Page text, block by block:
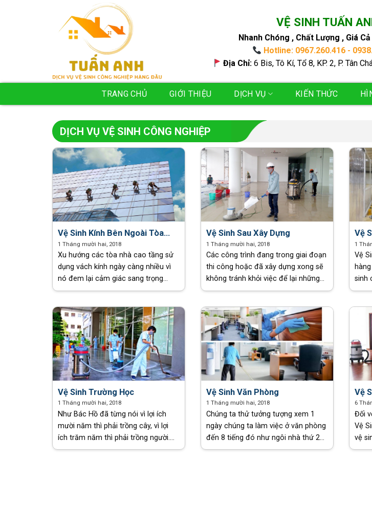
VỆ SINH TUẤN
Nhanh Chóng , Chất Lượng , Giá
Hotline: 0967.260.416 -
Địa Chỉ:6 Bis, Tô Kí, Tổ 8, KP. 2, P. Tân
TRANG CHỦ GIỚI THIỆU DỊCH VỤ KIẾN THỨC
DỊCH VỤ VỆ SINH CÔNG NGHIỆP
Vệ Sinh Kính Bên Ngoài Tòa
Nhà
1 Tháng mười hai, 2018
Xu hướng các tòa nhà cao tầng sử
dụng vách kính ngày càng nhiều vì
nó đem lại cảm giác sang trọng
rộng rãi và thoáng đãng cho tòa
trong thì cần lau [...]
Vệ Sinh Sau Xây Dựng
1 Tháng mười hai, 2018
Các công trình đang trong giai đoạn
thi công hoặc đã xây dựng xong sẽ
không tránh khỏi việc để lại những
vết bẩn, vết sơn, hóa chất, các vật
xong công trình [...]
Vệ
1
Vệ
sinh
tôi
Vệ Sinh Trường Học
1 Tháng mười hai, 2018
Như Bác Hồ đã từng nói vì lợi ích
mười năm thì phải trồng cây, vì lợi
ích trăm năm thì phải trồng người.
Mỗi trường học là một cái nôi nuôi
Vệ Sinh Văn Phòng
1 Tháng mười hai, 2018
Chúng ta thử tưởng tượng xem 1
ngày chúng ta làm việc ở văn phòng
đến 8 tiếng đó như ngôi nhà thứ 2
của chúng ta vậy. Văn phòng làm
Vệ
6
Đối
Vệ
vệ
Việt